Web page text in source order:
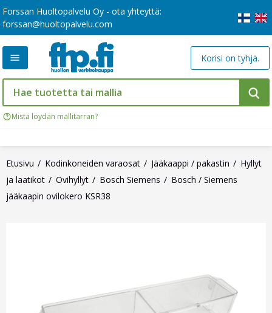
Forssan Huoltopalvelu Oy - ota yhteyttä:
forssan@huoltopalvelu.com
Mistä löydän mallitarran?
Korisi on tyhjä.
Etusivu Kodinkoneiden varaosat Jääkaappi / pakastin
Hyllyt
ja laatikot
Ovihyllyt Bosch Siemens
Bosch / Siemens
jääkaapin ovilokero KSR38